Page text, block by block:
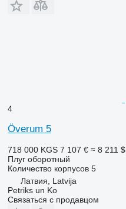
4
Överum 5
718 000 KGS 7 107 € ≈ 8 211 $
Плуг оборотный
Количество корпусов 5
Латвия, Latvija
Petriks un Ko
Связаться с продавцом